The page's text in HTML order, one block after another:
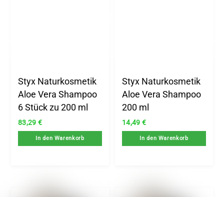
Styx Naturkosmetik
Aloe Vera Shampoo
6 Stück zu 200 ml
83,29 €
In den Warenkorb
Styx Naturkosmetik
Aloe Vera Shampoo
200 ml
14,49 €
In den Warenkorb